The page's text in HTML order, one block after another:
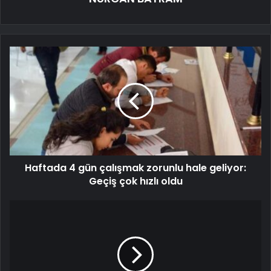
Haftada 4 gün çalışmak zorunlu hale geliyor:
Geçiş çok hızlı oldu